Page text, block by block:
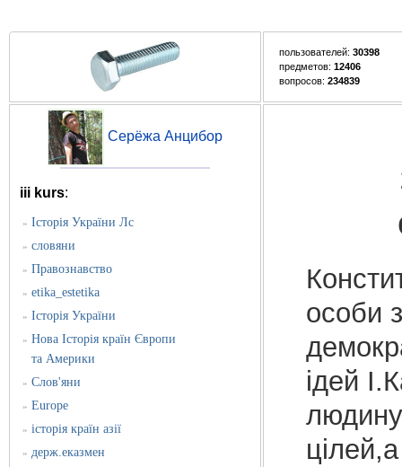
пользователей: 30398
предметов: 12406
вопросов: 234839
Серёжа Анцибор
iii kurs:
» Історія України Лс
» словяни
» Правознавство
» etika_estetika
» Історія України
» Нова Історія країн Європи
та Америки
» Слов'яни
» Europe
» історія країн азії
» держ.еказмен
особи
ідей